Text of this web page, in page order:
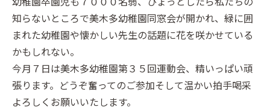
知らないところで美木多幼稚園同窓会が開かれ、緑に囲
まれた幼稚園や懐かしい先生の話題に花を咲かせている
かもしれない。
今月７日は美木多幼稚園第３５回運動会、精いっぱい頑
張ります。どうぞ奮ってのご参加そして温かい拍手喝采
よろしくお願いいたします。